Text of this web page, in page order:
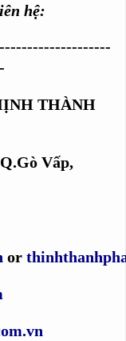
hệ:
THÀNH
Vấp,
or